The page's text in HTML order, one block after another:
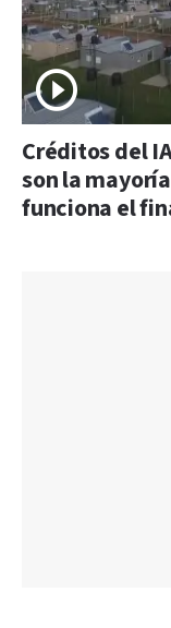
Créditos del
son la
funciona el